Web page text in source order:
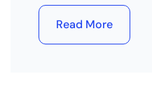
Read More